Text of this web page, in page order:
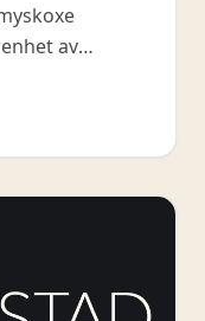
av
och
Detta
en guide för